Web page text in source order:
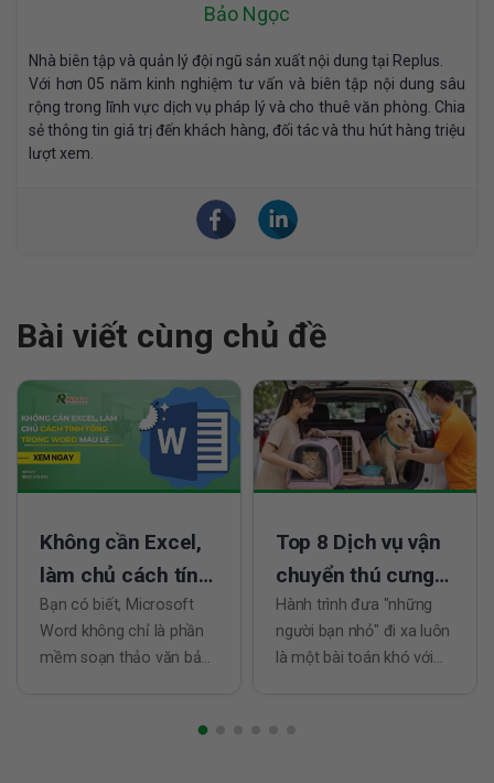
Bảo Ngọc
Nhà biên tập và quản lý đội ngũ sản xuất nội dung tại Replus.
Với hơn 05 năm kinh nghiệm tư vấn và biên tập nội dung sâu
rộng trong lĩnh vực dịch vụ pháp lý và cho thuê văn phòng. Chia
sẻ thông tin giá trị đến khách hàng, đối tác và thu hút hàng triệu
lượt xem.
Bài viết cùng chủ đề
Không cần Excel,
làm chủ cách tính
tổng trong Word
mau lẹ
Bạn có biết, Microsoft
Word không chỉ là phần
mềm soạn thảo văn bản
Top 8 Dịch vụ vận
chuyển thú cưng
tại TPHCM đáng
tin nhất
Hành trình đưa "những
người bạn nhỏ" đi xa luôn
là một bài toán khó với